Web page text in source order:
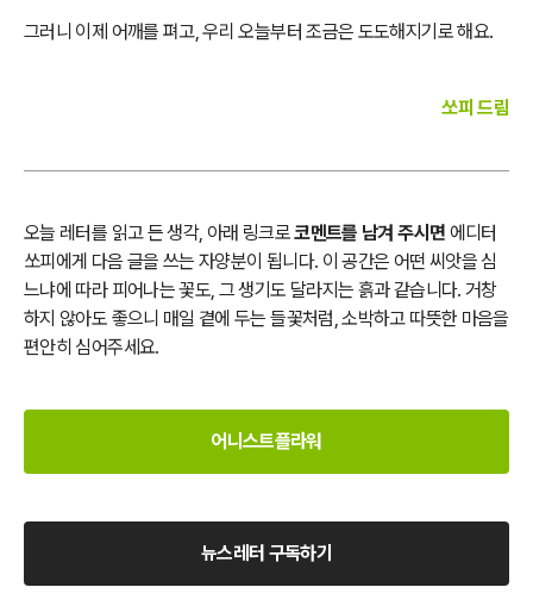
그러니 이제 어깨를 펴고, 우리 오늘부터 조금은 도도해지기로 해요.
쏘피 드림
오늘 레터를 읽고 든 생각, 아래 링크로코멘트를 남겨 주시면 에디터
쏘피에게 다음 글을 쓰는 자양분이 됩니다. 이 공간은 어떤 씨앗을 심
느냐에 따라 피어나는 꽃도, 그 생기도 달라지는 흙과 같습니다. 거창
하지 않아도 좋으니 매일 곁에 두는 들꽃처럼, 소박하고 따뜻한 마음을
편안히 심어주세요.
어니스트플라워
뉴스레터 구독하기